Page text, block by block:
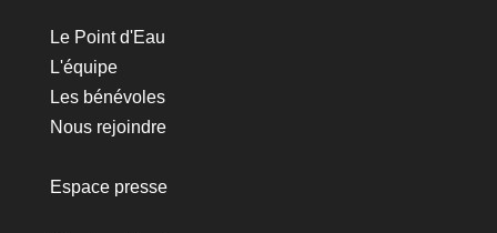
Le Point d'Eau
L'équipe
Les bénévoles
Nous rejoindre
Espace presse